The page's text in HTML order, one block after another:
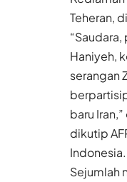
Teheran,
Haniyeh,
serangan
baru
dikutip
Indonesia.
Sejumlah